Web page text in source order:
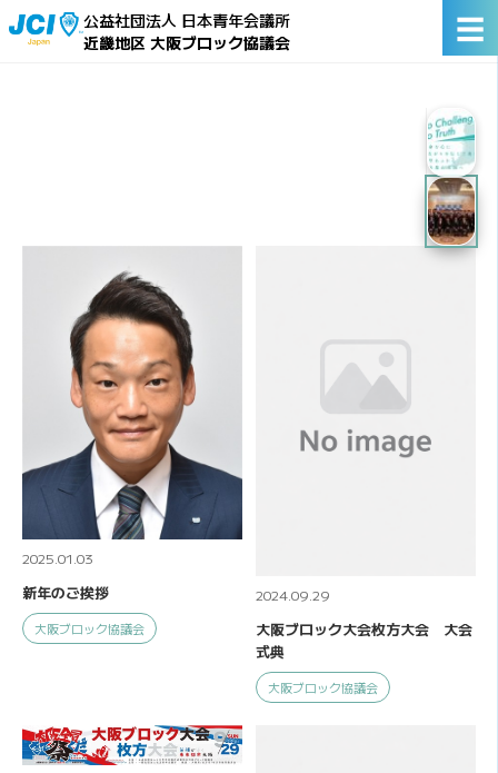
公益社団法人 日本青年会議所
近畿地区 大阪ブロック協議会
☰
2025.01.03
新年のご挨拶
大阪ブロック協議会
2024.09.29
大阪ブロック大会枚方大会 大会
式典
大阪ブロック協議会